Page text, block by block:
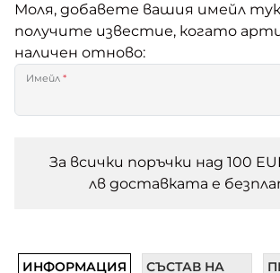
Моля, добавете вашия имейл
получите известие, когато
наличен отново:
Имейл *
За всички поръчки над 100
лв доставката e
ИНФОРМАЦИЯ
СЪСТАВ НА